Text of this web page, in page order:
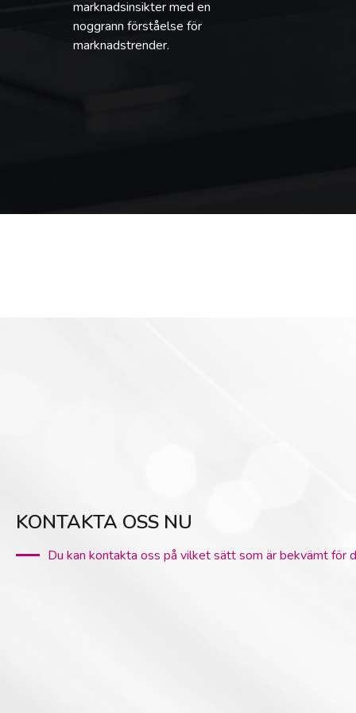
marknadsinsikter med en
noggrann förståelse för
marknadstrender.
KONTAKTA OSS NU
Du kan kontakta oss på vilket sätt som är bekvämt för